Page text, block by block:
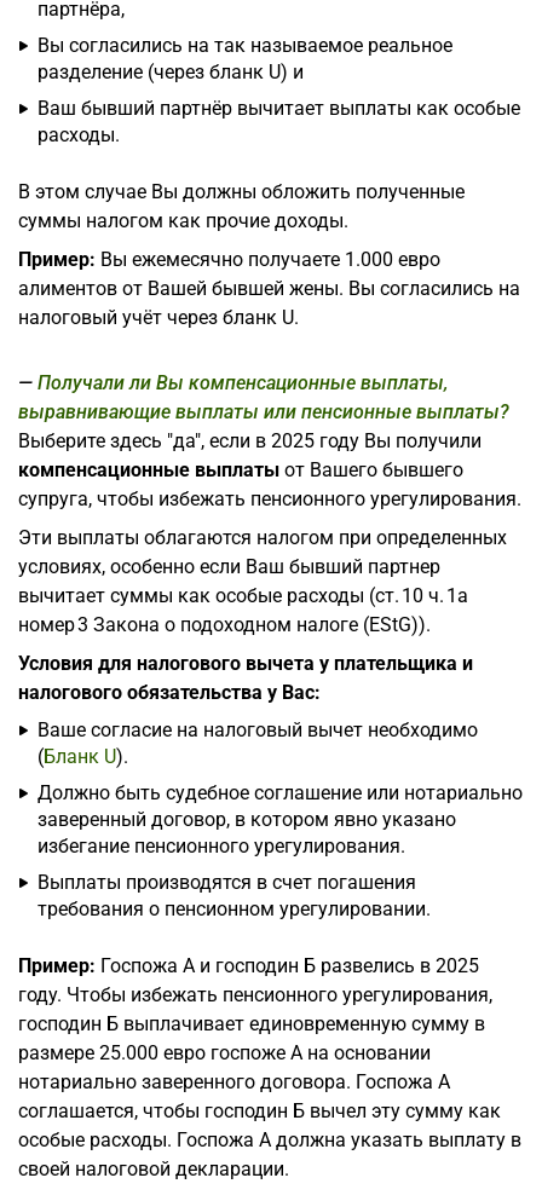
партнёра,
Вы согласились на так называемое реальное
разделение (через бланк U) и
Ваш бывший партнёр вычитает выплаты как особые
расходы.
В этом случае Вы должны обложить полученные
суммы налогом как прочие доходы.
Пример: Вы ежемесячно получаете 1.000 евро
алиментов от Вашей бывшей жены. Вы согласились на
налоговый учёт через бланк U.
Получали ли Вы компенсационные выплаты,
выравнивающие выплаты или пенсионные выплаты?
Выберите здесь "да", если в 2025 году Вы получили
компенсационные выплаты от Вашего бывшего
супруга, чтобы избежать пенсионного урегулирования.
Эти выплаты облагаются налогом при определенных
условиях, особенно если Ваш бывший партнер
вычитает суммы как особые расходы (ст. 10 ч. 1a
номер 3 Закона о подоходном налоге (EStG)).
Условия для налогового вычета у плательщика и
налогового обязательства у Вас:
Ваше согласие на налоговый вычет необходимо
(Бланк U).
Должно быть судебное соглашение или нотариально
заверенный договор, в котором явно указано
избегание пенсионного урегулирования.
Выплаты производятся в счет погашения
требования о пенсионном урегулировании.
Пример: Госпожа А и господин Б развелись в 2025
году. Чтобы избежать пенсионного урегулирования,
господин Б выплачивает единовременную сумму в
размере 25.000 евро госпоже А на основании
нотариально заверенного договора. Госпожа А
соглашается, чтобы господин Б вычел эту сумму как
особые расходы. Госпожа А должна указать выплату в
своей налоговой декларации.